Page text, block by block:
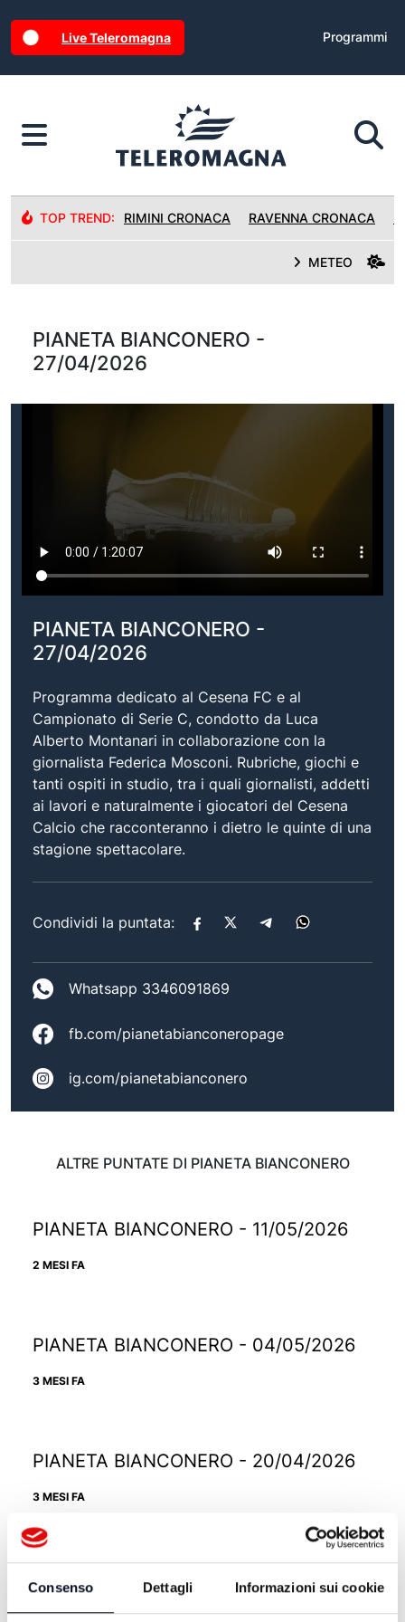
Consenso Dettagli Informazioni sui cookie
Live Teleromagna Programmi
TOP TREND: RIMINI CRONACA RAVENNA CRONACA
METEO
PIANETA BIANCONERO -
27/04/2026
PIANETA BIANCONERO -
27/04/2026
Programma dedicato al Cesena FC e al
Campionato di Serie C, condotto da Luca
Alberto Montanari in collaborazione con la
giornalista Federica Mosconi. Rubriche, giochi e
tanti ospiti in studio, tra i quali giornalisti, addetti
ai lavori e naturalmente i giocatori del Cesena
Calcio che racconteranno i dietro le quinte di una
stagione spettacolare.
Condividi la puntata:
Whatsapp 3346091869
fb.com/pianetabianconeropage
ig.com/pianetabianconero
ALTRE PUNTATE DI PIANETA BIANCONERO
PIANETA BIANCONERO - 11/05/2026
2 MESI FA
PIANETA BIANCONERO - 04/05/2026
3 MESI FA
PIANETA BIANCONERO - 20/04/2026
3 MESI FA
PIANETA BIANCONERO - 13/04/2026
3 MESI FA